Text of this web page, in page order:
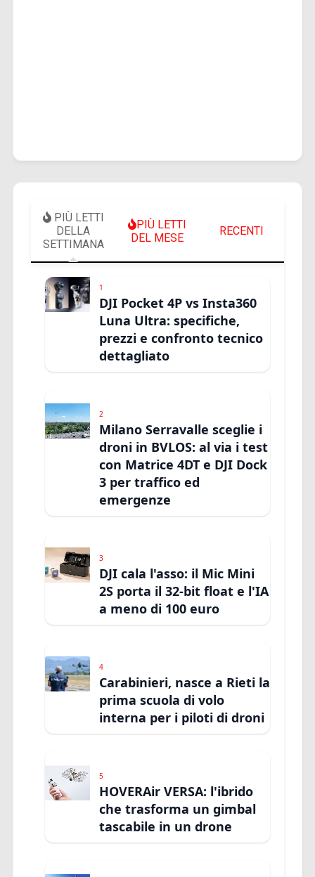
PIÙ LETTI
DELLA
SETTIMANA
PIÙ LETTI
DEL MESE
RECENTI
1
DJI Pocket 4P vs Insta360
Luna Ultra: specifiche,
prezzi e confronto tecnico
dettagliato
2
Milano Serravalle sceglie i
droni in BVLOS: al via i test
con Matrice 4DT e DJI Dock
3 per traffico ed
emergenze
3
DJI cala l'asso: il Mic Mini
2S porta il 32-bit float e l'IA
a meno di 100 euro
4
Carabinieri, nasce a Rieti la
prima scuola di volo
interna per i piloti di droni
5
HOVERAir VERSA: l'ibrido
che trasforma un gimbal
tascabile in un drone